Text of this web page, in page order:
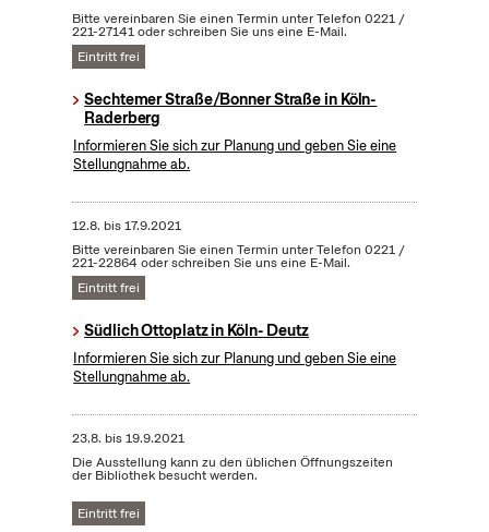
Bitte vereinbaren Sie einen Termin unter Telefon 0221 /
221-27141 oder schreiben Sie uns eine E-Mail.
Eintritt frei
Sechtemer Straße/Bonner Straße in Köln-
Raderberg
Informieren Sie sich zur Planung und geben Sie eine
Stellungnahme ab.
12.8. bis17.9.2021
Bitte vereinbaren Sie einen Termin unter Telefon 0221 /
221-22864 oder schreiben Sie uns eine E-Mail.
Eintritt frei
Südlich Ottoplatz in Köln- Deutz
Informieren Sie sich zur Planung und geben Sie eine
Stellungnahme ab.
23.8. bis19.9.2021
Die Ausstellung kann zu den üblichen Öffnungszeiten
der Bibliothek besucht werden.
Eintritt frei